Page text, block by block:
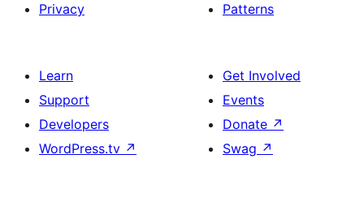
Privacy
Patterns
Learn
Support
Developers
WordPress.tv ↗
Get Involved
Events
Donate ↗
Swag ↗